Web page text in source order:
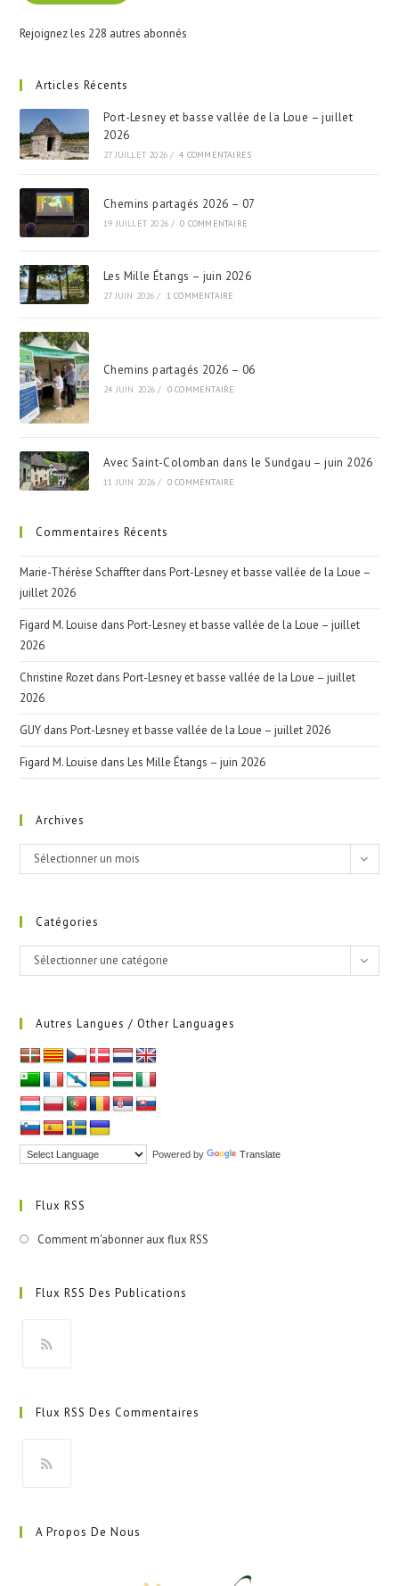
Rejoignez les 228 autres abonnés
Articles Récents
Port-Lesney et basse vallée de la Loue – juillet
2026
27 JUILLET 2026 / 4 COMMENTAIRES
Chemins partagés 2026 – 07
19 JUILLET 2026 / 0 COMMENTAIRE
Les Mille Étangs – juin 2026
27 JUIN 2026 / 1 COMMENTAIRE
Chemins partagés 2026 – 06
24 JUIN 2026 / 0 COMMENTAIRE
Avec Saint-Colomban dans le Sundgau – juin 2026
11 JUIN 2026 / 0 COMMENTAIRE
Commentaires Récents
Marie-Thérèse Schaffter dansPort-Lesney et basse vallée de la Loue –
juillet 2026
Figard M. Louise dansPort-Lesney et basse vallée de la Loue – juillet
2026
Christine Rozet dansPort-Lesney et basse vallée de la Loue – juillet
2026
GUY dansPort-Lesney et basse vallée de la Loue – juillet 2026
Figard M. Louise dansLes Mille Étangs – juin 2026
Archives
Archives
Sélectionner un mois
Catégories
Catégories
Sélectionner une catégorie
Autres Langues / Other Languages
Powered by Translate
Flux RSS
Comment m'abonner aux flux RSS
Flux RSS Des Publications
un
onglet
Flux RSS Des Commentaires
un
A Propos De Nous